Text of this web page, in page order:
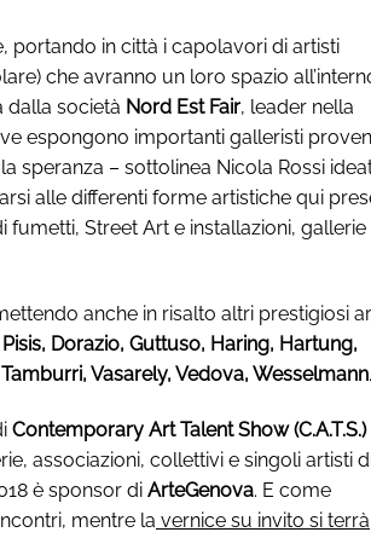
portando in città i capolavori di artisti
che avranno un loro spazio
dalla società Nord Est Fair, leader nella
espongono importanti galleristi
speranza – sottolinea Nicola Rossi
alle differenti forme artistiche qui
Street Art e installazioni, gallerie
anche in risalto altri prestigiosi
Dorazio, Guttuso, Haring, Hartung,
Vasarely, Vedova, Wesselmann.
Contemporary Art Talent Show (C.A.T.S.)
associazioni, collettivi e singoli artisti
è sponsor di ArteGenova. E come
mentre la vernice su invito si terrà